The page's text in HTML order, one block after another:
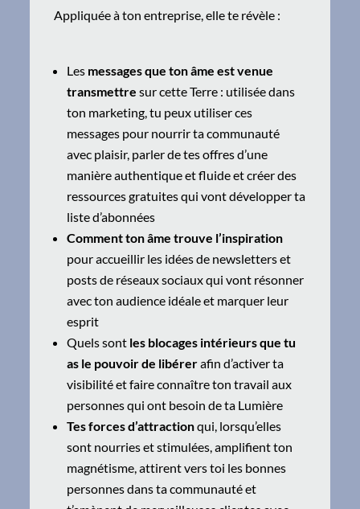
Appliquée à ton entreprise, elle te révèle :
Les messages que ton âme est venue
transmettre sur cette Terre : utilisée dans
ton marketing, tu peux utiliser ces
messages pour nourrir ta communauté
avec plaisir, parler de tes offres d’une
manière authentique et fluide et créer des
ressources gratuites qui vont développer ta
liste d’abonnées
Comment ton âme trouve l’inspiration
pour accueillir les idées de newsletters et
posts de réseaux sociaux qui vont résonner
avec ton audience idéale et marquer leur
esprit
Quels sont les blocages intérieurs que tu
as le pouvoir de libérerafin d’activer ta
visibilité et faire connaître ton travail aux
personnes qui ont besoin de ta Lumière
Tes forces d’attractionqui, lorsqu’elles
sont nourries et stimulées, amplifient ton
magnétisme, attirent vers toi les bonnes
personnes dans ta communauté et